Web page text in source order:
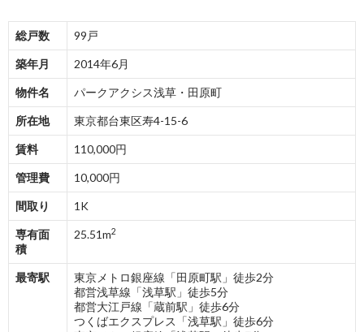
総戸数 99戸
築年月 2014年6月
物件名 パークアクシス浅草・田原町
所在地 東京都台東区寿4-15-6
賃料 110,000円
管理費 10,000円
間取り 1K
専有面
積
25.51m2
最寄駅
東京メトロ銀座線「田原町駅」徒歩2分
都営浅草線「浅草駅」徒歩5分
都営大江戸線「蔵前駅」徒歩6分
つくばエクスプレス「浅草駅」徒歩6分